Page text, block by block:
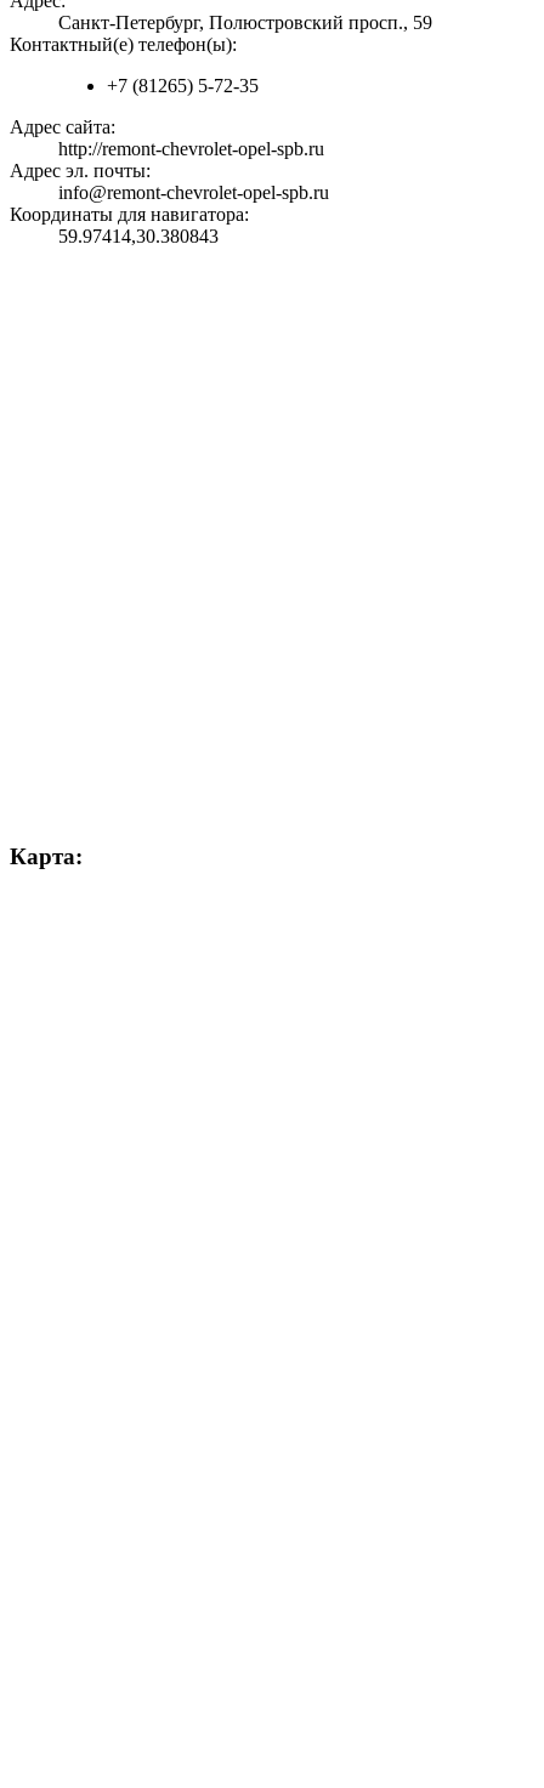
Санкт-Петербург, Полюстровский просп., 59
Контактный(е) телефон(ы):
+7 (81265) 5-72-35
Адрес сайта:
http://remont-chevrolet-opel-spb.ru
Адрес эл. почты:
info@remont-chevrolet-opel-spb.ru
Координаты для навигатора:
59.97414,30.380843
Карта: